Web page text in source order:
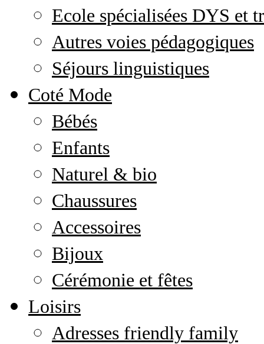
Ecole spécialisées DYS et
Autres voies pédagogiques
Séjours linguistiques
Coté Mode
Bébés
Enfants
Naturel & bio
Chaussures
Accessoires
Bijoux
Cérémonie et fêtes
Loisirs
Adresses friendly family